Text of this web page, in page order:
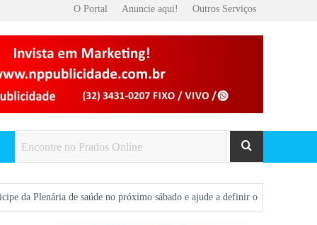
O Portal Anuncie aqui! Outros Serviços
de saúde no próximo sábado e ajude a definir o futuro da saúde em Prados